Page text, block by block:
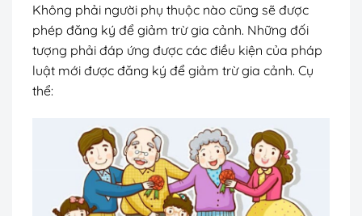
Không phải người phụ thuộc nào cũng sẽ được
phép đăng ký để giảm trừ gia cảnh. Những đối
tượng phải đáp ứng được các điều kiện của pháp
luật mới được đăng ký để giảm trừ gia cảnh. Cụ
thể: